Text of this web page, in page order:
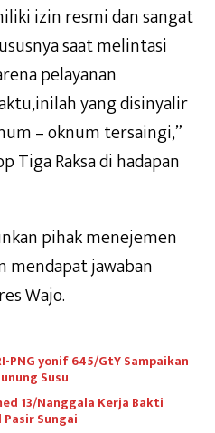
izin resmi dan sangat
saat melintasi
pelayanan
yang disinyalir
– oknum tersaingi,”
Tiga Raksa di hadapan
pihak menejemen
mendapat jawaban
Wajo.
PNG yonif 645/GtY Sampaikan
Susu
13/Nanggala Kerja Bakti
Sungai